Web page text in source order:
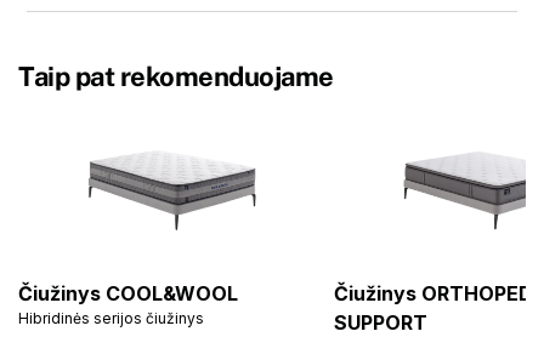
Taip pat rekomenduojame
Čiužinys COOL&WOOL
Hibridinės serijos čiužinys
Čiužinys
SUPPORT